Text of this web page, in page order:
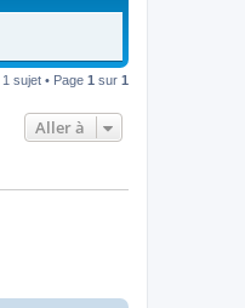
1 sujet • Page 1 sur 1
Aller à